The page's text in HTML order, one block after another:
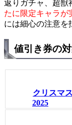
返りガチャ、超獣
たに限定キャラが
には細心の注意を
値引き券の
クリスマス
2025